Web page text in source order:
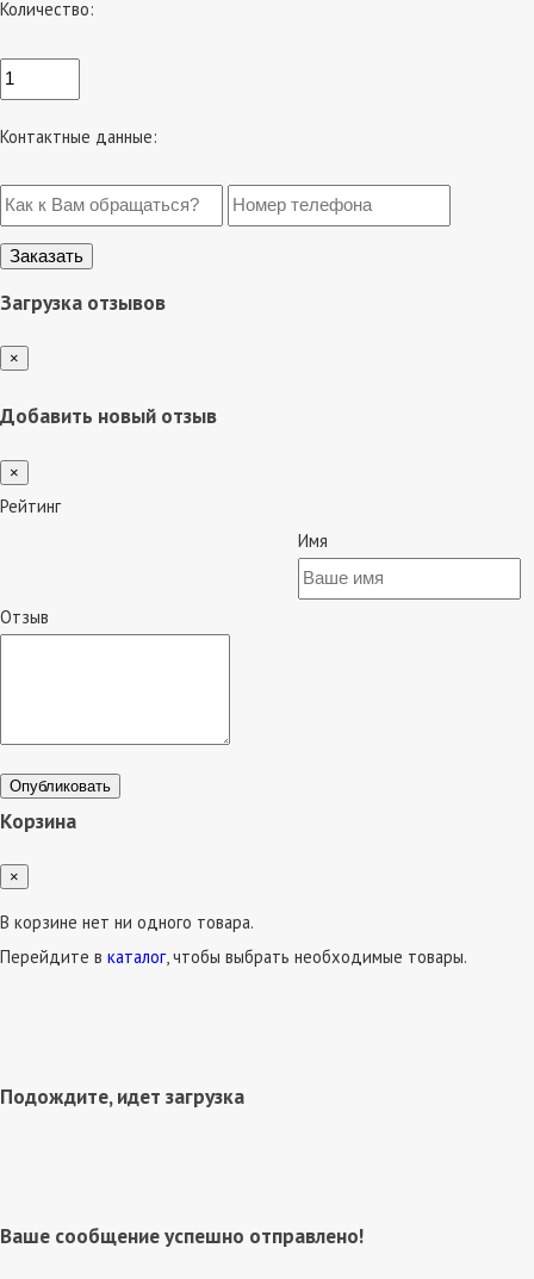
Количество:
Контактные данные:
Загрузка отзывов
×
Добавить новый отзыв
×
Рейтинг
Имя
Отзыв
Опубликовать
Корзина
×
В корзине нет ни одного товара.
Перейдите в каталог, чтобы выбрать необходимые товары.
Подождите, идет загрузка
Ваше сообщение успешно отправлено!